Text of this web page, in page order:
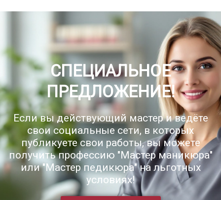
СПЕЦИАЛЬНОЕ
ПРЕДЛОЖЕНИЕ!
Если вы действующий мастер и ведёте
свои социальные сети, в которых
публикуете свои работы, вы можете
получить профессию "Мастер маникюра"
или "Мастер педикюра" на льготных
условиях!